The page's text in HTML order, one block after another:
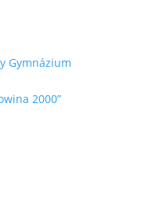
Gymnázium
2000”